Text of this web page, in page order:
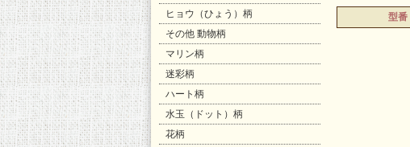
ヒョウ（ひょう）柄
その他 動物柄
マリン柄
迷彩柄
ハート柄
水玉（ドット）柄
花柄
型番